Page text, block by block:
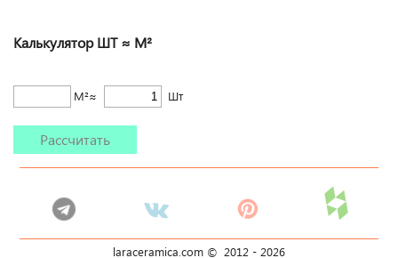
Калькулятор ШТ ≈ М²
М²≈ Шт
Рассчитать
laraceramica.com © 2012 - 2026